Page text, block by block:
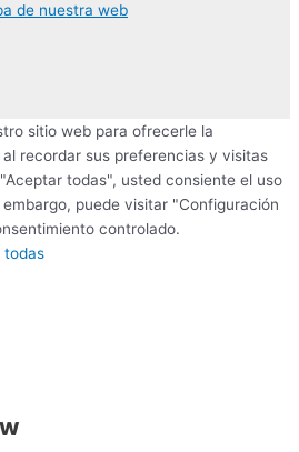
de nuestra web
sitio web para ofrecerle la
recordar sus preferencias y visitas
todas", usted consiente el uso
puede visitar "Configuración
controlado.
todas